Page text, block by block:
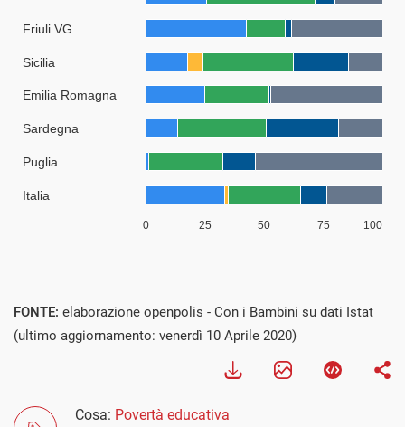
FONTE: elaborazione openpolis - Con i Bambini su dati Istat
(ultimo aggiornamento: venerdì 10 Aprile 2020)
Cosa: Povertà educativa